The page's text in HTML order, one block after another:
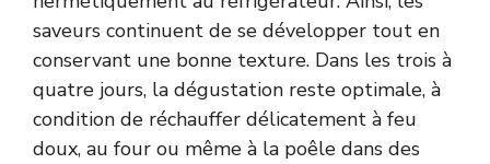
saveurs continuent de se développer tout en
conservant une bonne texture. Dans les trois à
quatre jours, la dégustation reste optimale, à
condition de réchauffer délicatement à feu
doux, au four ou même à la poêle dans des